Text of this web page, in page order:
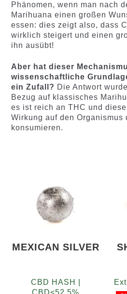
Phänomen, wenn man nach
Marihuana einen großen
essen: dies zeigt also, dass
wirklich steigert und einen
ihn ausübt!
Aber hat dieser
wissenschaftliche
ein Zufall? Die Antwort
Bezug auf klassisches
es ist reich an THC und
Wirkung auf den Organismus
konsumieren.
MEXICAN SILVER
CBD HASH |